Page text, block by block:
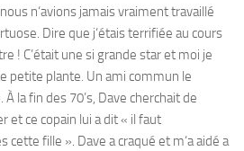
n‘avions jamais vraiment travaillé
Dire que j‘étais terrifiée au cours
! C’était une si grande star et moi je
petite plante. Un ami commun le
la fin des 70’s, Dave cherchait de
et ce copain lui a dit « il faut
fille ». Dave a craqué et m‘a aidé a